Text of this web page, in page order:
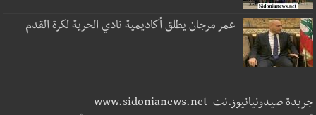
عمر مرجان يطلق أكاديمية نادي الحرية لكرة القدم
جريدة صيدونيانيوز.نت www.sidonianews.net